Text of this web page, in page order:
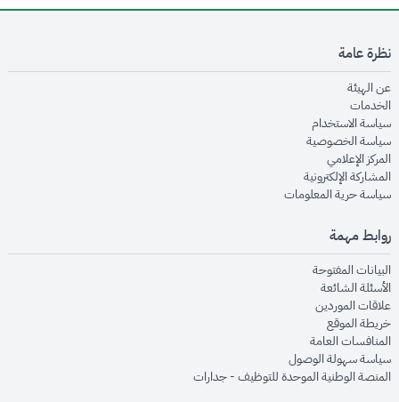
نظرة عامة
عن الهيئةopens in new window
الخدماتopens in new window
سياسة الاستخدام
سياسة الخصوصيةopens in new window
المركز الإعلاميopens in new window
المشاركة الإلكترونيةopens in new window
سياسة حرية المعلوماتopens in new window
روابط مهمة
البيانات المفتوحةopens in new window
الأسئلة الشائعةopens in new window
علاقات الموردينopens in new window
خريطة الموقعopens in new window
المنافسات العامةopens in new window
سياسة سهولة الوصولopens in new window
المنصة الوطنية الموحدة للتوظيف - جداراتopens in new window